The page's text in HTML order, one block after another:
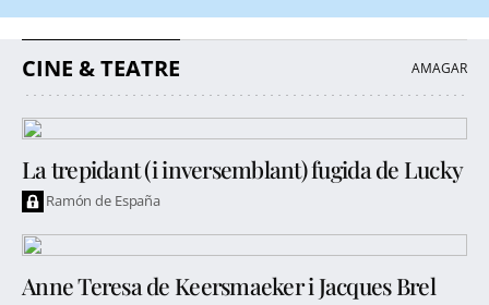
CINE & TEATRE
La trepidant (i inversemblant) fugida de Lucky
Ramón de España
Anne Teresa de Keersmaeker i Jacques Brel